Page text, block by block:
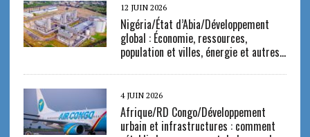
12 JUIN 2026
Nigéria/État d’Abia/Développement
global : Économie, ressources,
population et villes, énergie et autres…
4 JUIN 2026
Afrique/RD Congo/Développement
urbain et infrastructures : comment